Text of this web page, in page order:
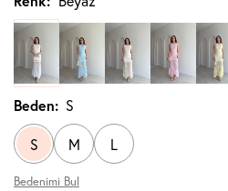
Beden: S
S M L
Bedenimi Bul